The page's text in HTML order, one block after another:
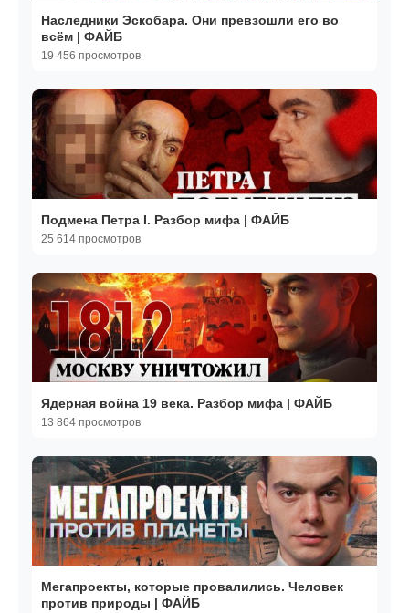
Наследники Эскобара. Они превзошли его во
всём | ФАЙБ
19 456 просмотров
Подмена Петра I. Разбор мифа | ФАЙБ
25 614 просмотров
Ядерная война 19 века. Разбор мифа | ФАЙБ
13 864 просмотров
Мегапроекты, которые провалились. Человек
против природы | ФАЙБ